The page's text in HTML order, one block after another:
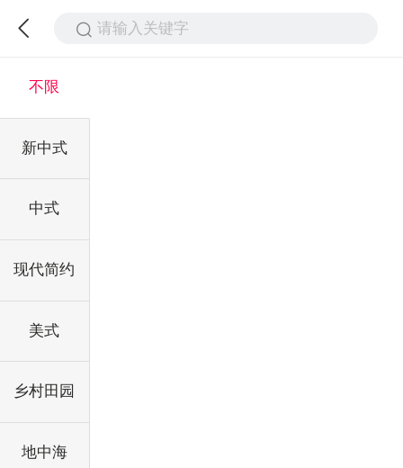
请输入关键字
不限
新中式
中式
现代简约
美式
乡村田园
地中海